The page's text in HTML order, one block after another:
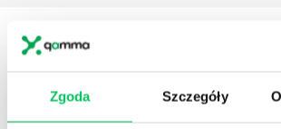
Zgoda Szczegóły
STREFY WIEDZY